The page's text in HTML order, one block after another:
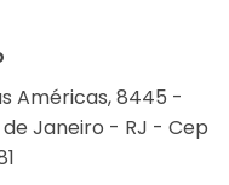
Américas, 8445 -
de Janeiro - RJ - Cep